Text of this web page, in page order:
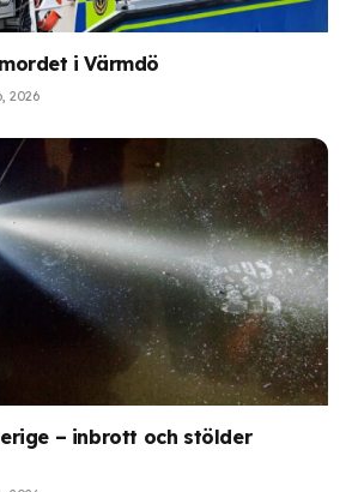
i Värmdö
2026
– inbrott och stölder